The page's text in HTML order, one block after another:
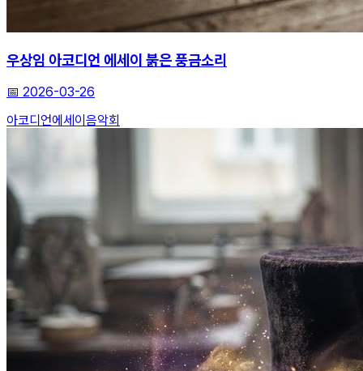
우상임 아코디언 에세이 붉은 풍금소리
📅 2026-03-26
아코디언에세이 음악회